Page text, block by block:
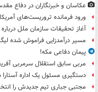
عکاسان و خبرنگاران در دفاع
ورود فرمانده تروریست‌های
آغاز تحقیقات سازمان ملل
مسیر درآمدزایی فراموش شده
پیمان دفاعی مکه!
مربی سابق استقلال سرمربی
دستگیری مسئول یک اداره آستارا
مجتبی جباری تیم جدیدش را